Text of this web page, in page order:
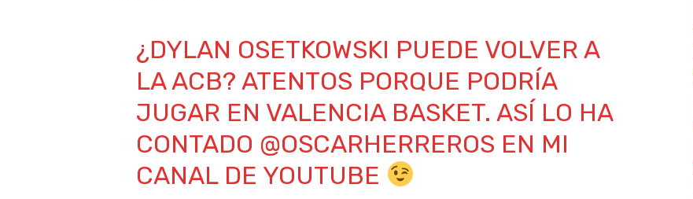
¿DYLAN OSETKOWSKI PUEDE VOLVER A
LA ACB? ATENTOS PORQUE PODRÍA
JUGAR EN VALENCIA BASKET. ASÍ LO HA
CONTADO @OSCARHERREROS EN MI
CANAL DE YOUTUBE